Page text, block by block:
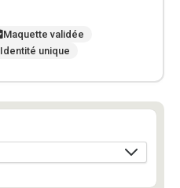
Maquette validée
Identité unique